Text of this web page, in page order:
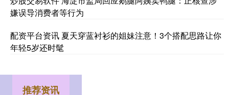
嫌误导消费者等行为
配资平台资讯 夏天穿蓝衬衫的姐妹注意！3个搭配思路让你
年轻5岁还时髦
推荐资讯